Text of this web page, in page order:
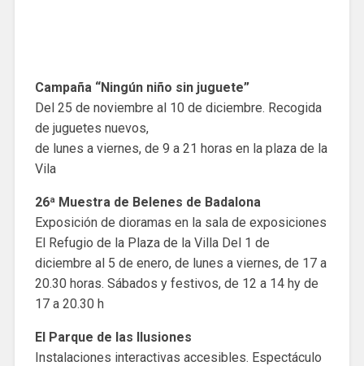
Campaña “Ningún niño sin juguete”
Del 25 de noviembre al 10 de diciembre. Recogida
de juguetes nuevos,
de lunes a viernes, de 9 a 21 horas en la plaza de la
Vila
26ª Muestra de Belenes de Badalona
Exposición de dioramas en la sala de exposiciones
El Refugio de la Plaza de la Villa Del 1 de
diciembre al 5 de enero, de lunes a viernes, de 17 a
20.30 horas. Sábados y festivos, de 12 a 14 hy de
17 a 20.30 h
El Parque de las Ilusiones
Instalaciones interactivas accesibles. Espectáculo